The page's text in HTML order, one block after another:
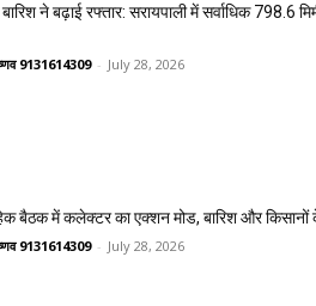
ने बढ़ाई रफ्तार: सरायपाली में सर्वाधिक 798.6
9131614309 - July 28, 2026
बैठक में कलेक्टर का एक्शन मोड, बारिश और किसानों के
9131614309 - July 28, 2026